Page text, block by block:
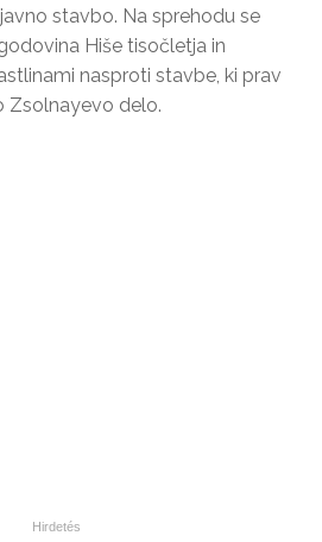
stavbo. Na sprehodu se
Hiše tisočletja in
nasproti stavbe, ki prav
Zsolnayevo delo.